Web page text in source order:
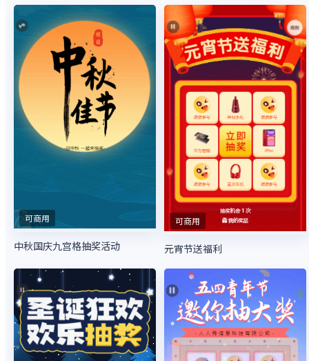
可商用
中秋国庆九宫格抽奖活动
可商用
元宵节送福利